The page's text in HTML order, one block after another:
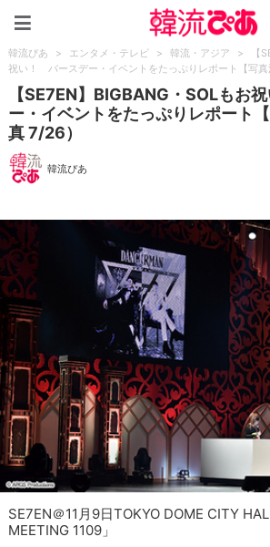
韓流ぴあ > エンタメ・テレビ > 韓流・アジア >
【
祝い！ バースデー・イベントをたっぷりレポート【写真
【SE7EN】BIGBANG・SOLもお
ー・イベントをたっぷりレポート
真 7/26）
韓流ぴあ
SE7EN＠11月9日TOKYO DOME CITY
MEETING 1109」